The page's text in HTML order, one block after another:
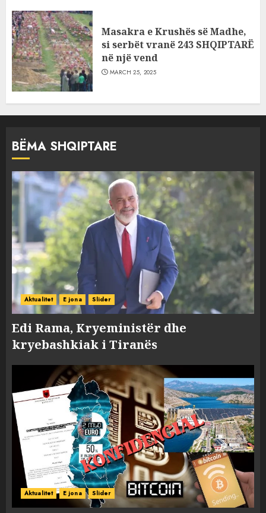
Masakra e Krushës së Madhe,
si serbët vranë 243 SHQIPTARË
në një vend
MARCH 25, 2025
BËMA SHQIPTARE
Aktualitet E jona Slider
Edi Rama, Kryeministër dhe
kryebashkiak i Tiranës
Aktualitet E jona Slider